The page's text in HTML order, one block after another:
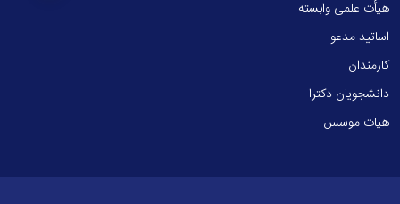
هیأت علمی وابسته
اساتید مدعو
کارمندان
دانشجویان دکترا
هیات موسس